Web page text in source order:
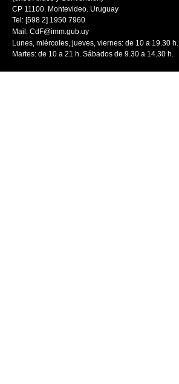
CP 11100. Montevideo. Uruguay
Tel: [598 2] 1950 7960
Mail: CdF@imm.gub.uy
Lunes, miércoles, jueves, viernes: de 10 a 19.30 h.
Martes: de 10 a 21 h. Sábados de 9.30 a 14.30 h.